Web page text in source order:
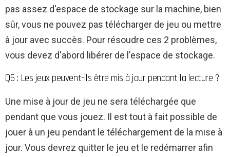
pas assez d'espace de stockage sur la machine, bien
sûr, vous ne pouvez pas télécharger de jeu ou mettre
à jour avec succès. Pour résoudre ces 2 problèmes,
vous devez d'abord libérer de l'espace de stockage.
Q5 : Les jeux peuvent-ils être mis à jour pendant la lecture ?
Une mise à jour de jeu ne sera téléchargée que
pendant que vous jouez. Il est tout à fait possible de
jouer à un jeu pendant le téléchargement de la mise à
jour. Vous devrez quitter le jeu et le redémarrer afin